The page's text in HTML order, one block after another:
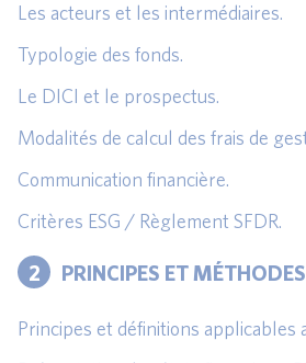
Les acteurs et les intermédiaires.
Typologie des fonds.
Le DICI et le prospectus.
Modalités de calcul des frais de
Communication financière.
Critères ESG / Règlement SFDR.
2 PRINCIPES ET
Principes et définitions applicables